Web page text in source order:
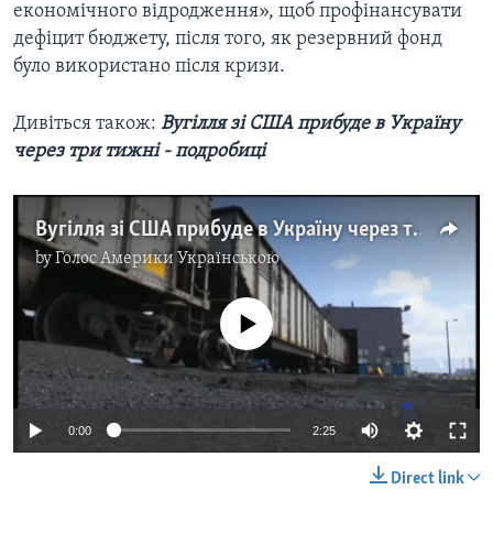
економічного відродження», щоб профінансувати
дефіцит бюджету, після того, як резервний фонд
було використано після кризи.
Дивіться також: Вугілля зі США прибуде в Україну
через три тижні - подробиці
Вугілля зі США прибуде в Україну через три тижні - подробиці. Відео
byГолос Америки Українською
No media source currently available
0:00 2:25
Direct link